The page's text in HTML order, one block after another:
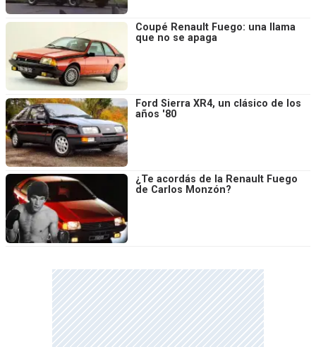
Coupé Renault Fuego: una llama
que no se apaga
Ford Sierra XR4, un clásico de los
años '80
¿Te acordás de la Renault Fuego
de Carlos Monzón?